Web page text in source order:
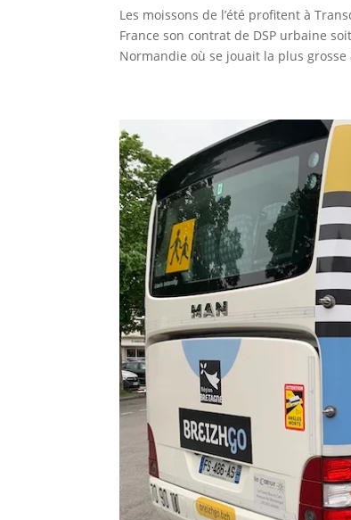
Les moissons de l’été profitent à
France son contrat de DSP urbaine
Normandie où se jouait la plus